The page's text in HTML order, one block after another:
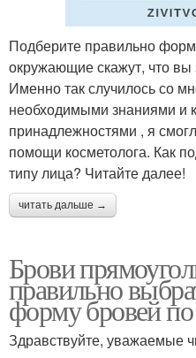
Подберите правильно
окружающие скажут, что
Именно так случилось со
необходимыми знаниями и
принадлежностями , я
помощи косметолога. Как
типу лица? Читайте далее!
читать дальше →
Брови
правильно
форму бровей
Здравствуйте, уважаемые